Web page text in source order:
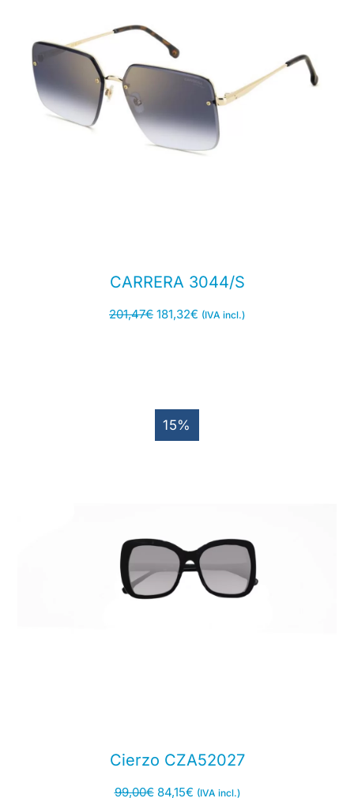
CARRERA 3044/S
201,47€ 181,32€ (IVA incl.)
15%
Cierzo CZA52027
99,00€ 84,15€ (IVA incl.)